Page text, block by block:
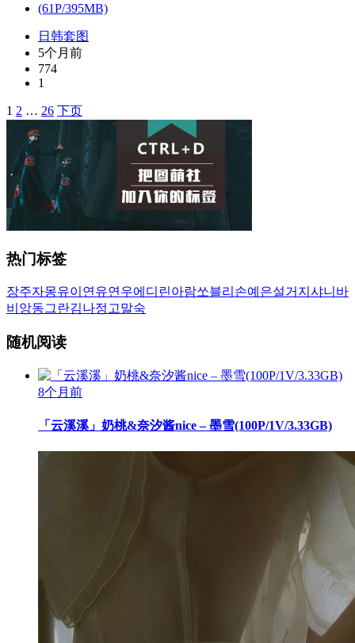
日韩套图
5个月前
774
1
文
导
航
1 2 … 26 下页
热门标签
장주자몽유이 연유연우에디린아람쏘블리 손예은설거지 샤니 바
비앙동그란김나정 고말숙
随机阅读
8个月前
「云溪溪」奶桃&奈汐酱nice – 墨雪(100P/1V/3.33GB)